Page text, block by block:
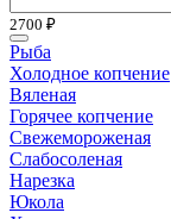
2700 ₽
Рыба
Холодное копчение
Вяленая
Горячее копчение
Свежемороженая
Слабосоленая
Нарезка
Юкола